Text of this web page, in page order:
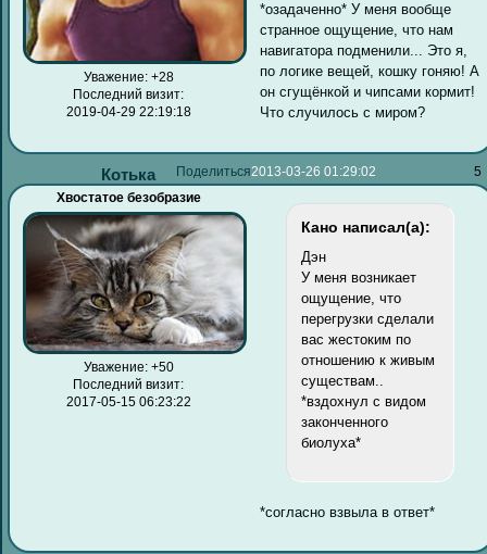
Уважение: +28
Последний визит:
2019-04-29 22:19:18
*озадаченно* У меня вообще
странное ощущение, что нам
навигатора подменили... Это я,
по логике вещей, кошку гоняю! А
он сгущёнкой и чипсами кормит!
Что случилось с миром?
Поделиться 5
2013-03-26 01:29:02
Котька
Хвостатое безобразие
Уважение: +50
Последний визит:
2017-05-15 06:23:22
Кано написал(а):
Дэн
У меня возникает
ощущение, что
перегрузки сделали
вас жестоким по
отношению к живым
существам..
*вздохнул с видом
законченного
биолуха*
*согласно взвыла в ответ*